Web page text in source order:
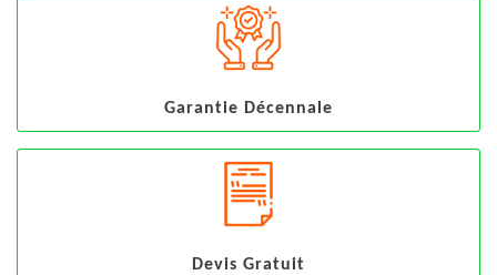
Garantie Décennale
Devis Gratuit